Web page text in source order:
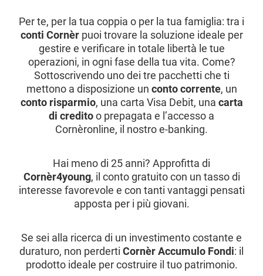
Per te, per la tua coppia o per la tua famiglia: tra i
conti Cornèrpuoi trovare la soluzione ideale per
gestire e verificare in totale libertà le tue
operazioni, in ogni fase della tua vita. Come?
Sottoscrivendo uno dei tre pacchetti che ti
mettono a disposizione un conto corrente, un
conto risparmio, una carta Visa Debit, una carta
di creditoo prepagata e l’accesso a
Cornèronline, il nostro e-banking.
Hai meno di 25 anni? Approfitta di
Cornèr4young, il conto gratuito con un tasso di
interesse favorevole e con tanti vantaggi pensati
apposta per i più giovani.
Se sei alla ricerca di un investimento costante e
duraturo, non perderti Cornèr Accumulo Fondi: il
prodotto ideale per costruire il tuo patrimonio.